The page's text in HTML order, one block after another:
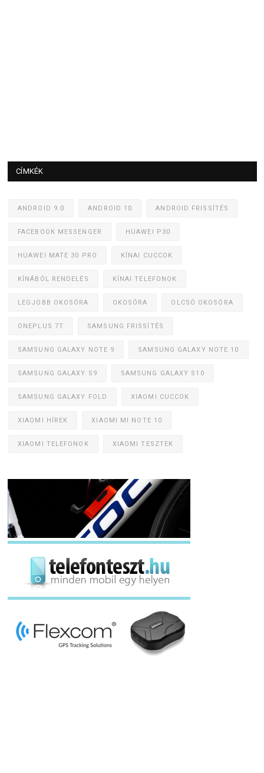
CÍMKÉK
ANDROID 9.0 ANDROID 10 ANDROID FRISSÍTÉS
FACEBOOK MESSENGER HUAWEI P30
HUAWEI MATE 30 PRO KÍNAI CUCCOK
KÍNÁBÓL RENDELÉS KÍNAI TELEFONOK
LEGJOBB OKOSÓRA OKOSÓRA OLCSÓ OKOSÓRA
ONEPLUS 7T SAMSUNG FRISSÍTÉS
SAMSUNG GALAXY NOTE 9 SAMSUNG GALAXY NOTE 10
SAMSUNG GALAXY S9 SAMSUNG GALAXY S10
SAMSUNG GALAXY FOLD XIAOMI CUCCOK
XIAOMI HÍREK XIAOMI MI NOTE 10
XIAOMI TELEFONOK XIAOMI TESZTEK